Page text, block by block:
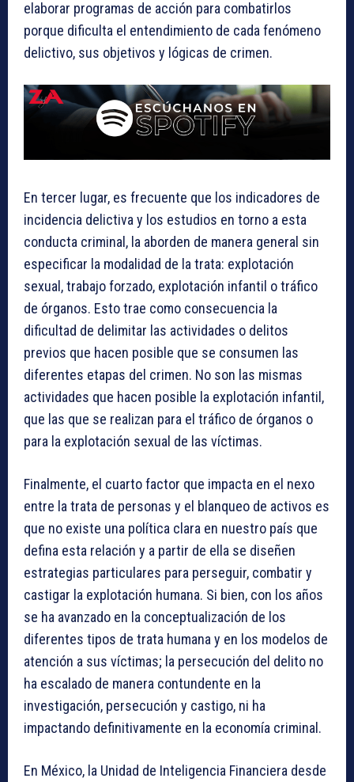
elaborar programas de acción para combatirlos
porque dificulta el entendimiento de cada fenómeno
delictivo, sus objetivos y lógicas de crimen.
En tercer lugar, es frecuente que los indicadores de
incidencia delictiva y los estudios en torno a esta
conducta criminal, la aborden de manera general sin
especificar la modalidad de la trata: explotación
sexual, trabajo forzado, explotación infantil o tráfico
de órganos. Esto trae como consecuencia la
dificultad de delimitar las actividades o delitos
previos que hacen posible que se consumen las
diferentes etapas del crimen. No son las mismas
actividades que hacen posible la explotación infantil,
que las que se realizan para el tráfico de órganos o
para la explotación sexual de las víctimas.
Finalmente, el cuarto factor que impacta en el nexo
entre la trata de personas y el blanqueo de activos es
que no existe una política clara en nuestro país que
defina esta relación y a partir de ella se diseñen
estrategias particulares para perseguir, combatir y
castigar la explotación humana. Si bien, con los años
se ha avanzado en la conceptualización de los
diferentes tipos de trata humana y en los modelos de
atención a sus víctimas; la persecución del delito no
ha escalado de manera contundente en la
investigación, persecución y castigo, ni ha
impactando definitivamente en la economía criminal.
En México, la Unidad de Inteligencia Financiera desde